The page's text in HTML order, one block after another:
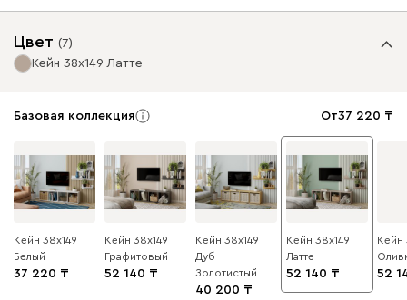
Цвет (7)
Кейн 38x149 Латте
Базовая коллекция От37 220
Кейн 38x149
Белый
37 220
Кейн 38x149
Графитовый
52 140
Кейн 38x149
Дуб
Золотистый
40 200
Кейн 38x149
Латте
52 140
Кейн
52